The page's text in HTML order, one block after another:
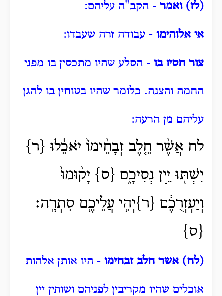
(לז) ואמר - הקב"ה עליהם:
אי אלוהימו - עבודה זרה שעבדו:
צור חסיו בו - הסלע שהיו מתכסין בו מפני
החמה והצנה. כלומר שהיו בטוחין בו להגן
עליהם מן הרעה:
לח אֲשֶׁ֨ר חֵ֤לֶב זְבָחֵ֨ימוֹ֙ יֹאכֵ֔לוּ {ר}
יִשְׁתּ֖וּ יֵ֣ין נְסִיכָ֑ם {ס} יָק֨וּמוּ֙
וְיַעְזְרֻכֶ֔ם {ר}יְהִ֥י עֲלֵיכֶ֖ם סִתְרָֽה׃
{ס}
(לח) אשר חלב זבחימו - היו אותן אלהות
אוכלים שהיו מקריבין לפניהם ושותין יין